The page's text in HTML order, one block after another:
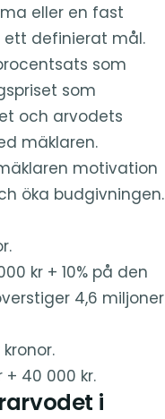
eller en fast
ett definierat mål.
som
som
och arvodets
mäklaren.
motivation
öka budgivningen.
kr + 10% på den
4,6 miljoner
+ 40 000 kr.
i